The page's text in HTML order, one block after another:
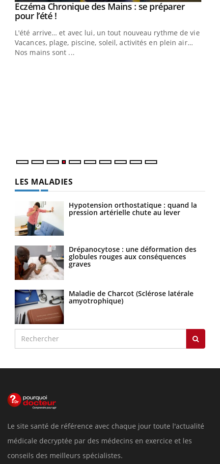
Youtube
Eczéma Chronique des Mains : se préparer
pour l’été !Youtube
L'été arrive… et avec lui, un tout nouveau rythme de vie !
Vacances, plage, piscine, soleil, activités en plein air…
Nos mains sont ...
LES MALADIES
Hypotension orthostatique : quand la
pression artérielle chute au lever
Drépanocytose : une déformation des
globules rouges aux conséquences
graves
Maladie de Charcot (Sclérose latérale
amyotrophique)
Le site santé de référence avec chaque jour toute l'actualité
médicale decryptée par des médecins en exercice et les
conseils des meilleurs spécialistes.